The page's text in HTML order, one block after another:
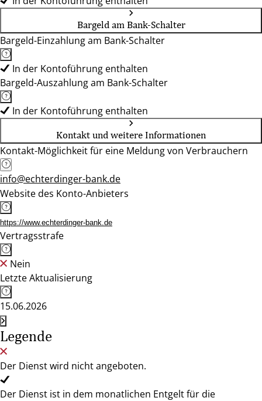
Bargeld am Bank-Schalter
Bargeld-Einzahlung am Bank-Schalter
In der Kontoführung enthalten
Bargeld-Auszahlung am Bank-Schalter
In der Kontoführung enthalten
Kontakt und weitere Informationen
Kontakt-Möglichkeit für eine Meldung von Verbrauchern
info@echterdinger-bank.de
Website des Konto-Anbieters
https://www.echterdinger-bank.de
Vertragsstrafe
Nein
Letzte Aktualisierung
15.06.2026
Legende
Der Dienst wird nicht angeboten.
Der Dienst ist in dem monatlichen Entgelt für die